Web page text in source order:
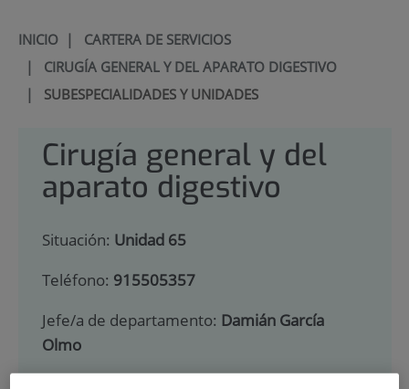
INICIO| CARTERA DE SERVICIOS
| CIRUGÍA GENERAL Y DEL APARATO DIGESTIVO
| SUBESPECIALIDADES Y UNIDADES
Cirugía general y del
aparato digestivo
Situación: Unidad 65
Teléfono: 915505357
Jefe/a de departamento: Damián García
Olmo